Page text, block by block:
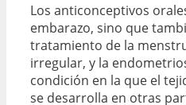
Los anticonceptivos
embarazo, sino que
tratamiento de la
irregular, y la
condición en la que el
se desarrolla en otras